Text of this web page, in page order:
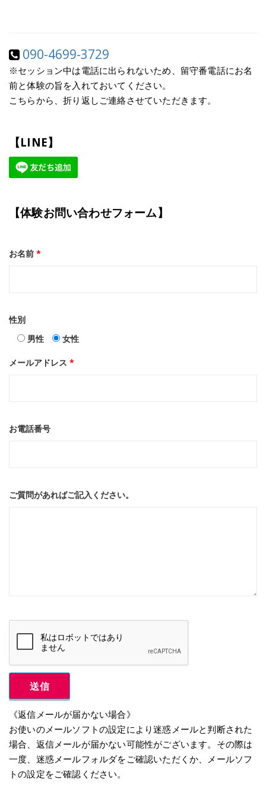
090-4699-3729
※セッション中は電話に出られないため、留守番電話にお名
前と体験の旨を入れておいてください。
こちらから、折り返しご連絡させていただきます。
【LINE】
【体験お問い合わせフォーム】
お名前 *
性別
男性
女性
メールアドレス *
お電話番号
ご質問があればご記入ください。
Alternative:
《返信メールが届かない場合》
お使いのメールソフトの設定により迷惑メールと判断された
場合、返信メールが届かない可能性がございます。その際は
一度、迷惑メールフォルダをご確認いただくか、メールソフ
トの設定をご確認ください。